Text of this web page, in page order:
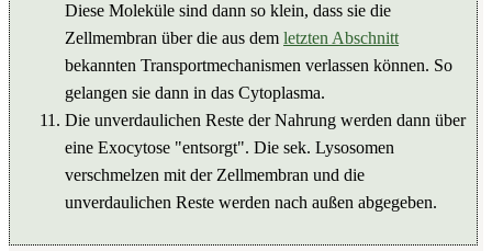
Diese Moleküle sind dann so klein, dass sie die
Zellmembran über die aus dem letzten Abschnitt
bekannten Transportmechanismen verlassen können. So
gelangen sie dann in das Cytoplasma.
Die unverdaulichen Reste der Nahrung werden dann über
eine Exocytose "entsorgt". Die sek. Lysosomen
verschmelzen mit der Zellmembran und die
unverdaulichen Reste werden nach außen abgegeben.